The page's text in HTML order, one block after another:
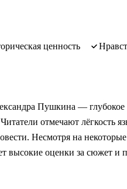
ценность
Пушкина — глубокое
отмечают лёгкость
Несмотря на
высокие оценки за сюжет и